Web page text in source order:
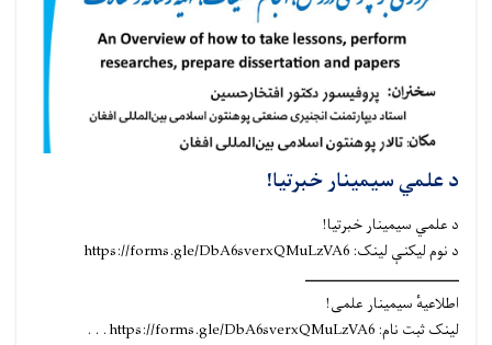
د علمي سیمینار خبرتیا!
د علمي سیمینار خبرتیا!
د نوم لیکنې لینک: https://forms.gle/DbA6sverxQMuLzVA6
ـــــــــــــــــــــــــــــــــــ
اطلاعیهٔ سیمینار علمی!
لینک ثبت نام: https://forms.gle/DbA6sverxQMuLzVA6 . . .